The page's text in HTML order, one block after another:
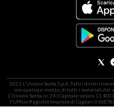
2021 L'Unione Sarda S.p.A. Tutti i diritti
con qualsiasi mezzo, di tutti i materiali del
L'Unione Sarda nr. 24 | Capitale sociale
l'Ufficio Registro Imprese di Cagliari